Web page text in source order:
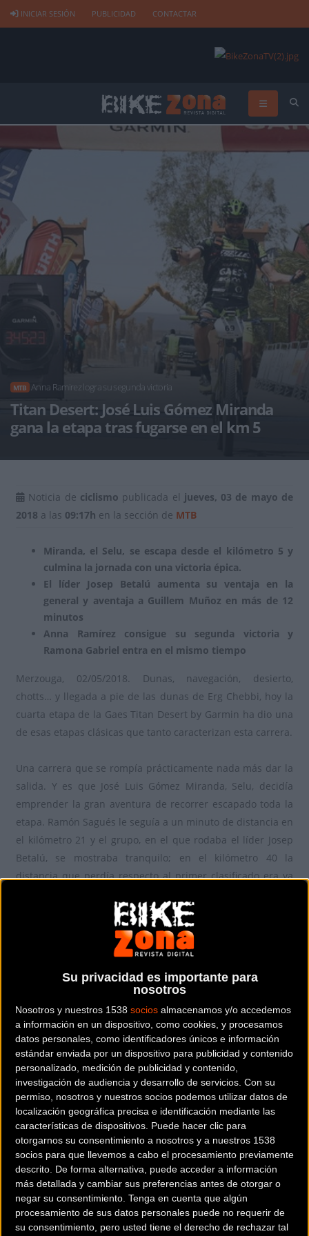
Su privacidad es importante para
nosotros
Nosotros y nuestros 1538 socios almacenamos y/o accedemos
a información en un dispositivo, como cookies, y procesamos
datos personales, como identificadores únicos e información
estándar enviada por un dispositivo para publicidad y contenido
personalizado, medición de publicidad y contenido,
investigación de audiencia y desarrollo de servicios. Con su
permiso, nosotros y nuestros socios podemos utilizar datos de
localización geográfica precisa e identificación mediante las
características de dispositivos. Puede hacer clic para
otorgarnos su consentimiento a nosotros y a nuestros 1538
socios para que llevemos a cabo el procesamiento previamente
descrito. De forma alternativa, puede acceder a información
más detallada y cambiar sus preferencias antes de otorgar o
negar su consentimiento. Tenga en cuenta que algún
procesamiento de sus datos personales puede no requerir de
su consentimiento, pero usted tiene el derecho de rechazar tal
INICIAR SESIÓN PUBLICIDAD CONTACTAR
MTB Anna Ramirez logra su segunda victoria
Titan Desert: José Luis Gómez Miranda
gana la etapa tras fugarse en el km 5
Noticia de ciclismo publicada el jueves, 03 de mayo de
2018 a las 09:17h en la sección de MTB
Miranda, el Selu, se escapa desde el kilómetro 5 y
culmina la jornada con una victoria épica.
El líder Josep Betalú aumenta su ventaja en la
general y aventaja a Guillem Muñoz en más de 12
minutos
Anna Ramírez consigue su segunda victoria y
Ramona Gabriel entra en el mismo tiempo
Merzouga, 02/05/2018. Dunas, navegación, desierto,
chotts… y llegada a pie de las dunas de Erg Chebbi, hoy la
cuarta etapa de la Gaes Titan Desert by Garmin ha dio una
de esas etapas clásicas que tanto caracterizan esta carrera.
Una carrera que se rompía prácticamente nada más dar la
salida. Y es que José Luis Gómez Miranda, Selu, decidía
emprender la gran aventura de recorrer escapado toda la
etapa. Ramón Sagués le seguía a un minuto de distancia en
el kilómetro 21 y el grupo, en el que rodaba el líder Josep
Betalú, se mostraba tranquilo; en el kilómetro 40 la
distancia que perdía respecto al primer clasificado era ya
Esta cuarta etapa ha resultado propicia para la navegación.
Muchos son los ciclistas que se han salido de la ruta
distancia. Bou varias veces, Sagués, Tamayo… pero en todos
como Selu se escapaba de forma irremediable hasta la
victoria tras recorrer la mayoría de la etapa en solitario,
arreglando en parte la dura primera parte de carrera que
había sufrido y que le ha alejado de los primeros puestos.
El líder, Josep Betalú, del equipo Doctore Bike Team – BMC,
hacía un final de etapa de infarto al darse cuenta que tenía
por detrás a sus principales rivales. Llegaba a menos de
tres minutos respecto a Miranda pero infligía otro buen
bocado en la general. Ahora controla la carrera con 12’22”
respecto a Guillem Muñoz (TBellés-Canondale Gaes) y
Moisés Dueñas, que participa en esta Titan sin asistencia ni
mecánica ni de fisioterapia.